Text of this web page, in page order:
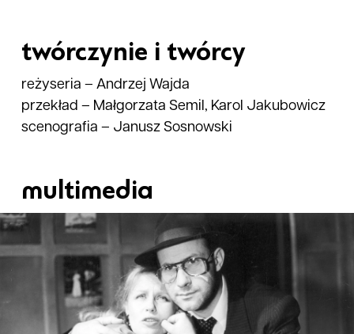
twórczynie i twórcy
reżyseria – Andrzej Wajda
przekład – Małgorzata Semil, Karol Jakubowicz
scenografia – Janusz Sosnowski
multimedia